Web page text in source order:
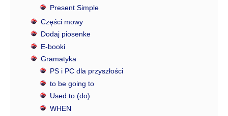
Present Simple
Części mowy
Dodaj piosenke
E-booki
Gramatyka
PS i PC dla przyszłości
to be going to
Used to (do)
WHEN